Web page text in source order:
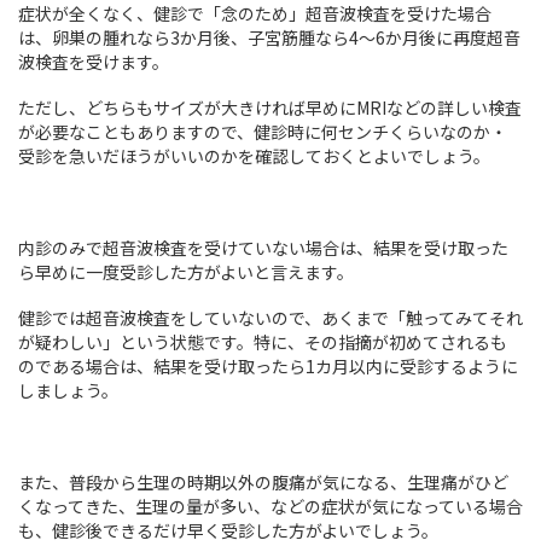
症状が全くなく、健診で「念のため」超音波検査を受けた場合
は、卵巣の腫れなら3か月後、子宮筋腫なら4～6か月後に再度超音
波検査を受けます。
ただし、どちらもサイズが大きければ早めにMRIなどの詳しい検査
が必要なこともありますので、健診時に何センチくらいなのか・
受診を急いだほうがいいのかを確認しておくとよいでしょう。
内診のみで超音波検査を受けていない場合は、結果を受け取った
ら早めに一度受診した方がよいと言えます。
健診では超音波検査をしていないので、あくまで「触ってみてそれ
が疑わしい」という状態です。特に、その指摘が初めてされるも
のである場合は、結果を受け取ったら1カ月以内に受診するように
しましょう。
また、普段から生理の時期以外の腹痛が気になる、生理痛がひど
くなってきた、生理の量が多い、などの症状が気になっている場合
も、健診後できるだけ早く受診した方がよいでしょう。